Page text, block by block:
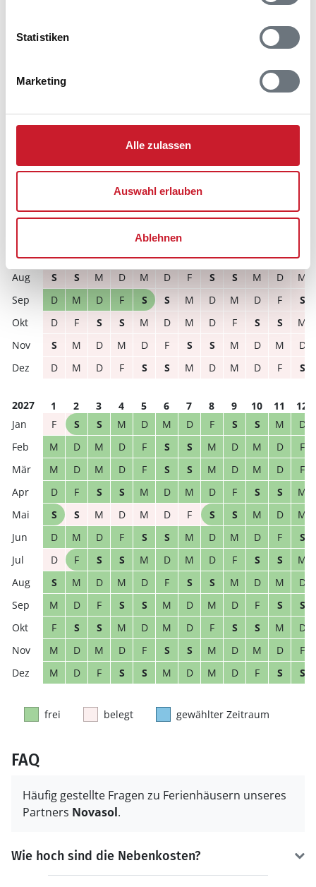
Statistiken
Marketing
Alle zulassen
Auswahl erlauben
Ablehnen
Anzahl Reisende auswählen
Sie bekommen Verfügbarkeit und Preis angezeigt
Reisedauer Anzahl Reisende
Reisezeitraumes auch Änderungen bei der
2026 1 2 3 4 5 6 7 8 9 10 11
12
S
S M D M D F S S M D
M
D
M D F S S M D M D F
S
D
F S S M D M D F S S
M
S
M D M D F S S M D M
D
D
M D F S S M D M D F S
2027 1 2 3 4 5 6 7 8 9 10 11
12
F
S S M D M D F S S M
D
M
D M D F S S M D M D
F
M
D M D F S S M D M D
F
D
F S S M D M D F S S
M
S
S M D M D F S S M D
M
D
M D F S S M D M D F
S
D
F S S M D M D F S S
M
S
M D M D F S S M D M
D
M
D F S S M D M D F S
S
F
S S M D M D F S S M
D
M
D M D F S S M D M D
F
M
D F S S M D M D F S S
frei belegt gewählter Zeitraum
FAQ
Häufig gestellte Fragen zu Ferienhäusern unseres
Partners Novasol.
Wie hoch sind die Nebenkosten?